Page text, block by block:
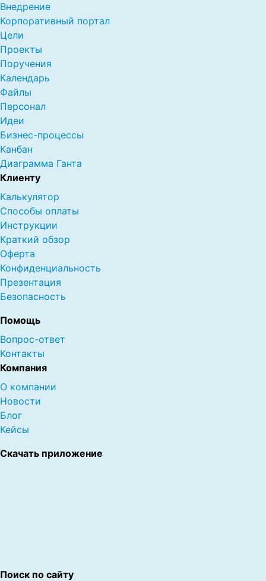
Внедрение
Корпоративный портал
Цели
Проекты
Поручения
Календарь
Файлы
Персонал
Идеи
Бизнес-процессы
Канбан
Диаграмма Ганта
Клиенту
Калькулятор
Способы оплаты
Инструкции
Краткий обзор
Оферта
Конфиденциальность
Презентация
Безопасность
Помощь
Вопрос-ответ
Контакты
Компания
О компании
Новости
Блог
Кейсы
Скачать приложение
Поиск по сайту